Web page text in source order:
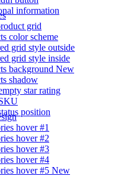
information
grid
color scheme
grid style outside
grid style inside
background New
shadow
star rating
position
hover #1
hover #2
hover #3
hover #4
hover #5 New